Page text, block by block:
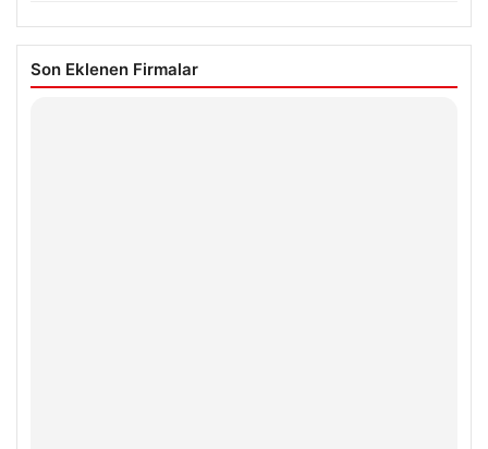
Son Eklenen Firmalar